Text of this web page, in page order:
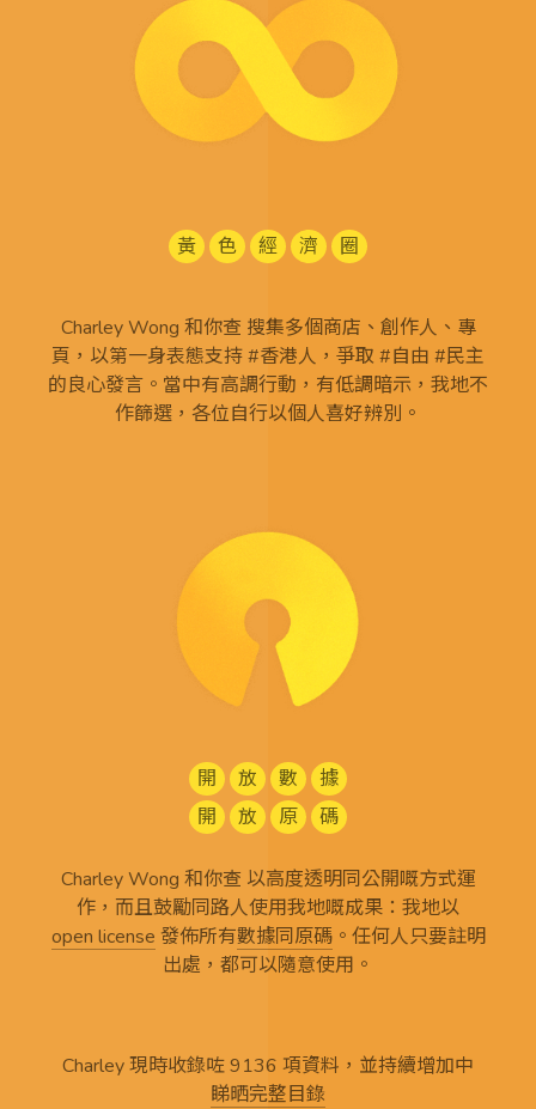
黃 色 經 濟 圈
Charley Wong 和你查 搜集多個商店、創作人、專
頁，以第一身表態支持 #香港人，爭取 #自由 #民主
的良心發言。當中有高調行動，有低調暗示，我地不
作篩選，各位自行以個人喜好辨別。
開 放 數
據
開
放 原 碼
Charley Wong 和你查 以高度透明同公開嘅方式運
作，而且鼓勵同路人使用我地嘅成果：我地以
open license 發佈所有數據同原碼。任何人只要註明
出處，都可以隨意使用。
Charley 現時收錄咗 9136 項資料，並持續增加中
睇晒完整目錄